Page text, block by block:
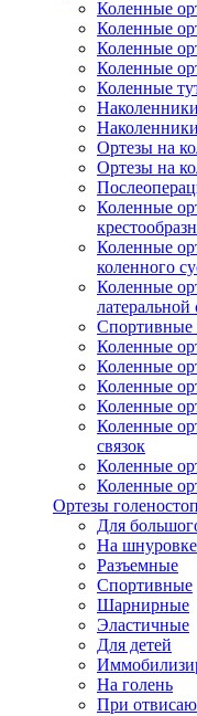
Коленные
Коленные
Коленные
Коленные
Коленные
Ортезы на
Ортезы на
Коленные
Коленные
коленного
Коленные
латеральной
Спортивные
Коленные
Коленные
Коленные
Коленные
Коленные
связок
Коленные
Коленные
Ортезы
Для
На шнуровке
Разъемные
Спортивные
Шарнирные
Эластичные
Для детей
На голень
При